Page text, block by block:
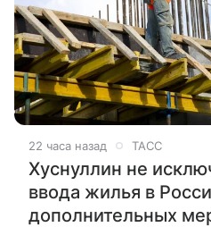
22 часа назад ТАСС
Хуснуллин не
ввода жилья в
дополнительных